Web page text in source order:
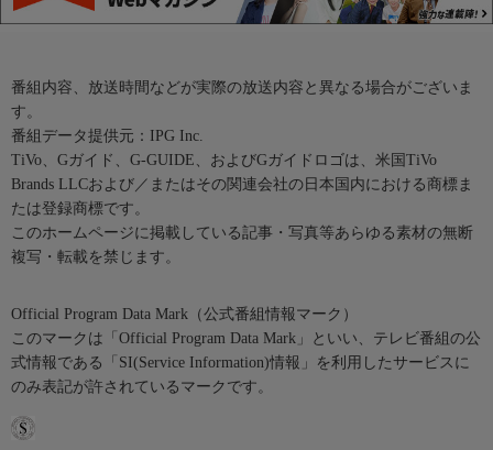
番組内容、放送時間などが実際の放送内容と異なる場合がございま
す。
番組データ提供元：IPG Inc.
TiVo、Gガイド、G-GUIDE、およびGガイドロゴは、米国TiVo
Brands LLCおよび／またはその関連会社の日本国内における商標ま
たは登録商標です。
このホームページに掲載している記事・写真等あらゆる素材の無断
複写・転載を禁じます。
Official Program Data Mark（公式番組情報マーク）
このマークは「Official Program Data Mark」といい、テレビ番組の公
式情報である「SI(Service Information)情報」を利用したサービスに
のみ表記が許されているマークです。